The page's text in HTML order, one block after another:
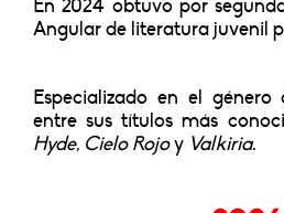
En 2024 obtuvo por
Angular de literatura juvenil
Especializado en el género
entre sus títulos más
Hyde, Cielo Rojoy Valkiria.